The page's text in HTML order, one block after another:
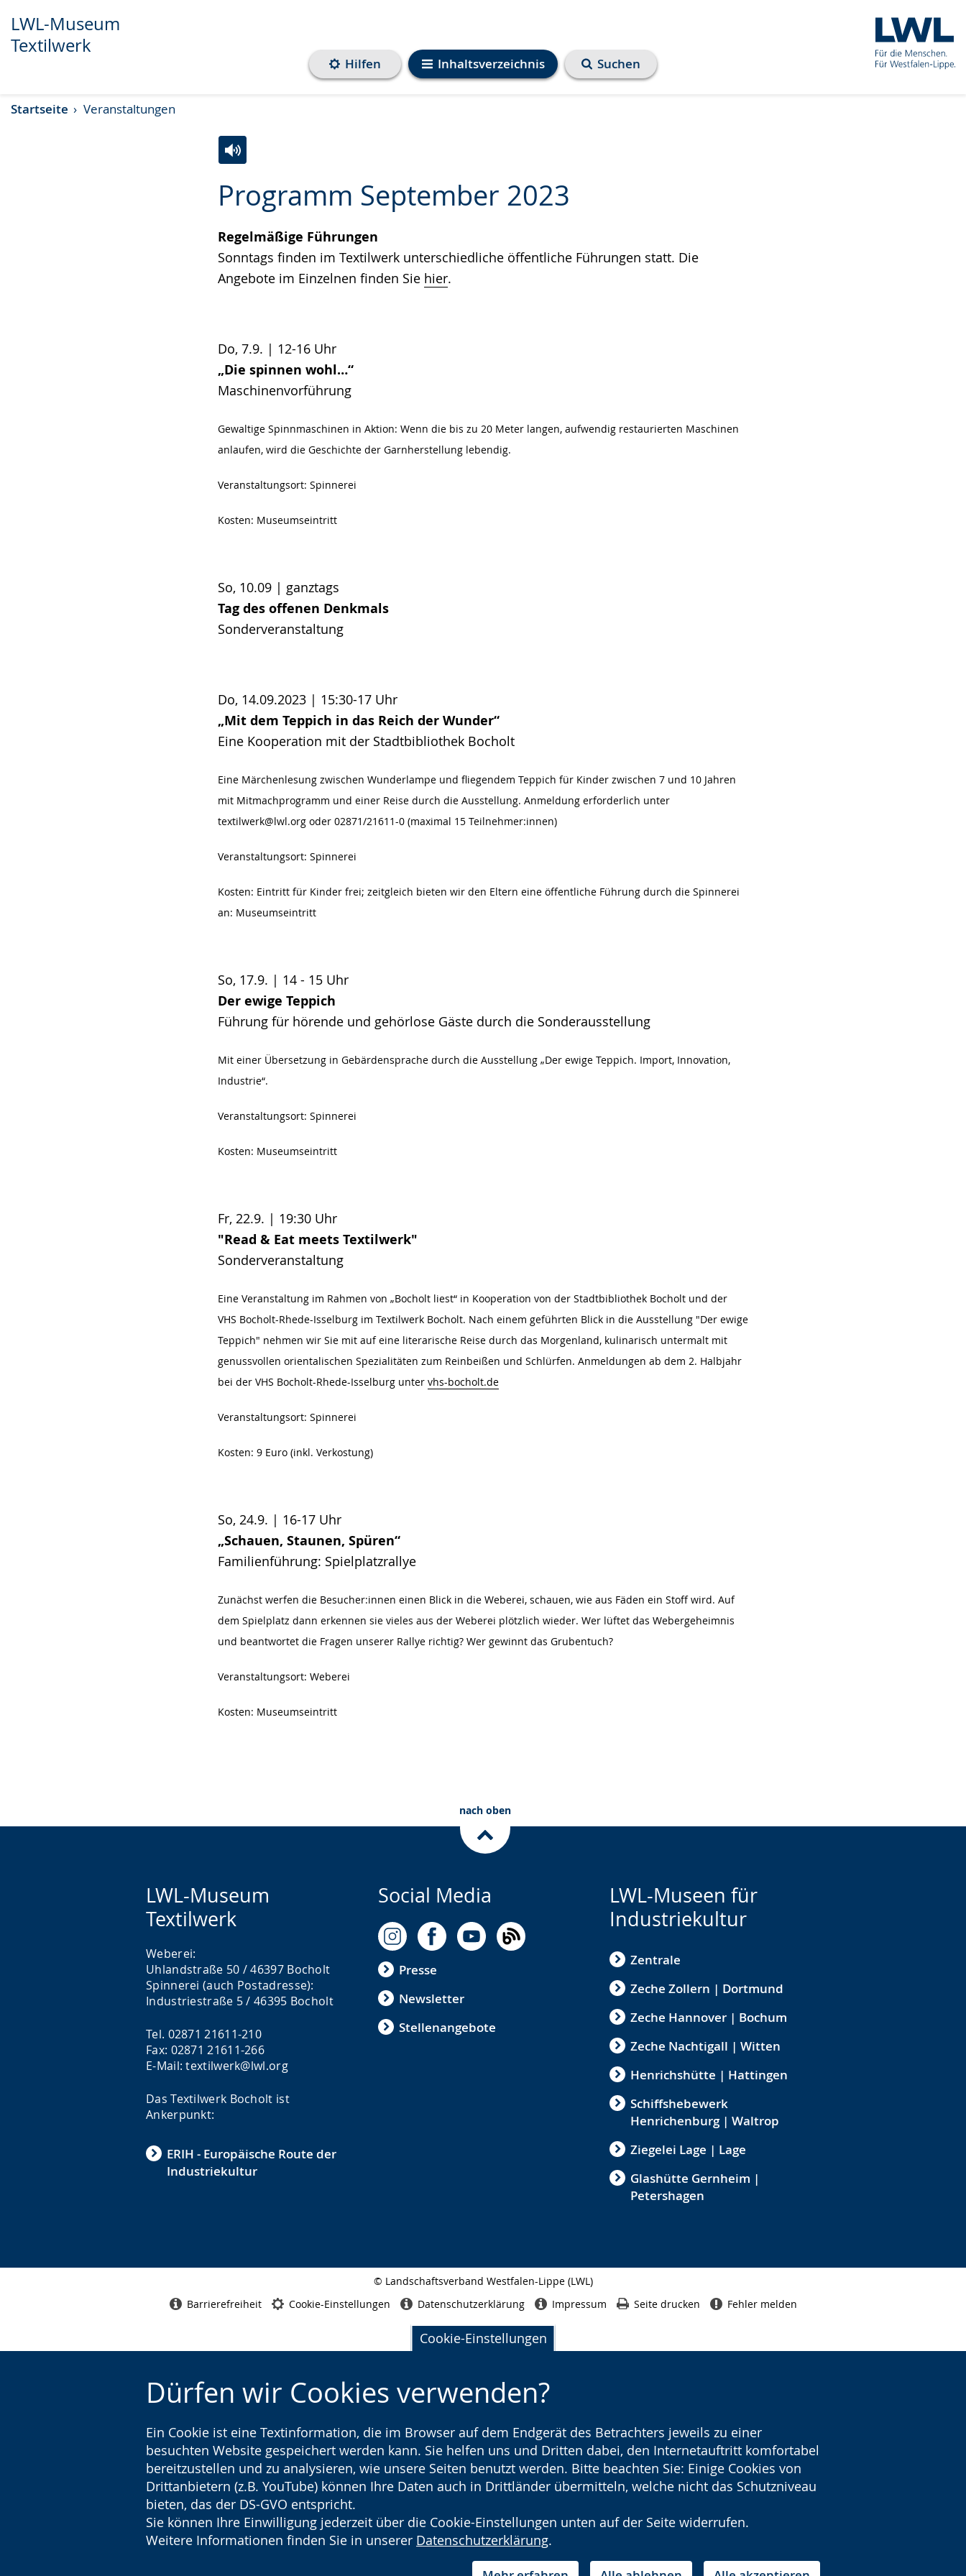
Transkript anzeigen
Abspielen
Pausieren
LWL-Museum
Textilwerk
Inhaltsverzeichnis
Hilfen Suchen
Cookie-Einstellungen
Dürfen wir Cookies verwenden?
Ein Cookie ist eine Textinformation, die im Browser auf dem Endgerät des Betrachters jeweils zu einer
besuchten Website gespeichert werden kann. Sie helfen uns und Dritten dabei, den Internetauftritt komfortabel
bereitzustellen und zu analysieren, wie unsere Seiten benutzt werden. Bitte beachten Sie: Einige Cookies von
Drittanbietern (z.B. YouTube) können Ihre Daten auch in Drittländer übermitteln, welche nicht das Schutzniveau
bieten, das der DS-GVO entspricht.
Sie können Ihre Einwilligung jederzeit über die Cookie-Einstellungen unten auf der Seite widerrufen.
Weitere Informationen finden Sie in unserer Datenschutzerklärung.
Startseite Veranstaltungen
Programm September 2023
Regelmäßige Führungen
Sonntags finden im Textilwerk unterschiedliche öffentliche Führungen statt. Die
Angebote im Einzelnen finden Sie hier.
Do, 7.9. | 12-16 Uhr
„Die spinnen wohl…“
Maschinenvorführung
Gewaltige Spinnmaschinen in Aktion: Wenn die bis zu 20 Meter langen, aufwendig restaurierten Maschinen
anlaufen, wird die Geschichte der Garnherstellung lebendig.
Veranstaltungsort: Spinnerei
Kosten: Museumseintritt
So, 10.09 | ganztags
Tag des offenen Denkmals
Sonderveranstaltung
Do, 14.09.2023 | 15:30-17 Uhr
„Mit dem Teppich in das Reich der Wunder“
Eine Kooperation mit der Stadtbibliothek Bocholt
Eine Märchenlesung zwischen Wunderlampe und fliegendem Teppich für Kinder zwischen 7 und 10 Jahren
mit Mitmachprogramm und einer Reise durch die Ausstellung. Anmeldung erforderlich unter
textilwerk@lwl.org oder 02871/21611-0 (maximal 15 Teilnehmer:innen)
Veranstaltungsort: Spinnerei
Kosten: Eintritt für Kinder frei; zeitgleich bieten wir den Eltern eine öffentliche Führung durch die Spinnerei
an: Museumseintritt
So, 17.9. | 14 - 15 Uhr
Der ewige Teppich
Führung für hörende und gehörlose Gäste durch die Sonderausstellung
Mit einer Übersetzung in Gebärdensprache durch die Ausstellung „Der ewige Teppich. Import, Innovation,
Industrie“.
Veranstaltungsort: Spinnerei
Kosten: Museumseintritt
Fr, 22.9. | 19:30 Uhr
"Read & Eat meets Textilwerk"
Sonderveranstaltung
Eine Veranstaltung im Rahmen von „Bocholt liest“ in Kooperation von der Stadtbibliothek Bocholt und der
VHS Bocholt-Rhede-Isselburg im Textilwerk Bocholt. Nach einem geführten Blick in die Ausstellung "Der ewige
Teppich" nehmen wir Sie mit auf eine literarische Reise durch das Morgenland, kulinarisch untermalt mit
genussvollen orientalischen Spezialitäten zum Reinbeißen und Schlürfen. Anmeldungen ab dem 2. Halbjahr
bei der VHS Bocholt-Rhede-Isselburg unter vhs-bocholt.de
Veranstaltungsort: Spinnerei
Kosten: 9 Euro (inkl. Verkostung)
So, 24.9. | 16-17 Uhr
„Schauen, Staunen, Spüren“
Familienführung: Spielplatzrallye
Zunächst werfen die Besucher:innen einen Blick in die Weberei, schauen, wie aus Fäden ein Stoff wird. Auf
dem Spielplatz dann erkennen sie vieles aus der Weberei plötzlich wieder. Wer lüftet das Webergeheimnis
und beantwortet die Fragen unserer Rallye richtig? Wer gewinnt das Grubentuch?
Veranstaltungsort: Weberei
Kosten: Museumseintritt
Leichten
Sprache
wechseln.
Audio-
Unterstützung.
Video
Deutscher
Gebärdensprache
wird
nach oben
LWL-Museum
Textilwerk
Weberei:
Uhlandstraße 50 / 46397 Bocholt
Spinnerei (auch Postadresse):
Industriestraße 5 / 46395 Bocholt
Tel. 02871 21611-210
Fax: 02871 21611-266
E-Mail: textilwerk@lwl.org
Das Textilwerk Bocholt ist
Ankerpunkt:
ERIH - Europäische Route der
Industriekultur
Social Media
Presse
Newsletter
Stellenangebote
LWL-Museen für
Industriekultur
Zentrale
Zeche Zollern | Dortmund
Zeche Hannover | Bochum
Zeche Nachtigall | Witten
Henrichshütte | Hattingen
Schiffshebewerk
Henrichenburg | Waltrop
Ziegelei Lage | Lage
Glashütte Gernheim |
Petershagen
© Landschaftsverband Westfalen-Lippe (LWL)
Barrierefreiheit Cookie-Einstellungen Datenschutzerklärung Impressum Seite drucken Fehler melden